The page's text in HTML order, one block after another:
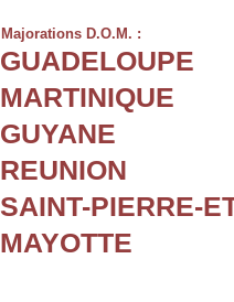
Majorations D.O.M. :
GUADELOUPE
MARTINIQUE
GUYANE
REUNION
SAINT-PIERRE-
MAYOTTE